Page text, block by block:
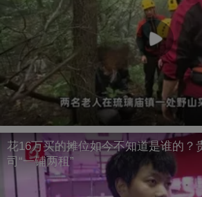
花16万买的摊位如今不知道是谁的？
司“一铺两租”